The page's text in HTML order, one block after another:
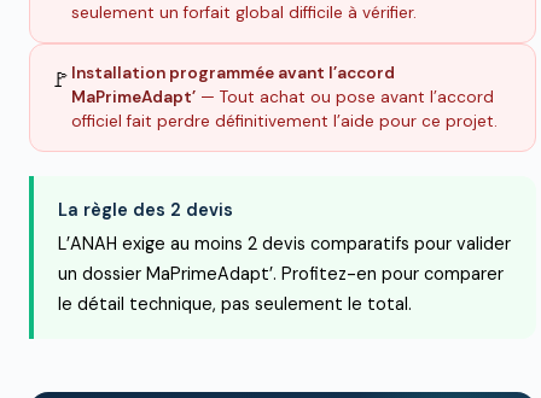
seulement un forfait global difficile à vérifier.
🚩 Installation programmée avant l’accord
MaPrimeAdapt’ — Tout achat ou pose avant l’accord
officiel fait perdre définitivement l’aide pour ce projet.
La règle des 2 devis
L’ANAH exige au moins 2 devis comparatifs pour valider
un dossier MaPrimeAdapt’. Profitez-en pour comparer
le détail technique, pas seulement le total.